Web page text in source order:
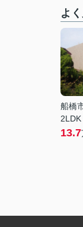
よ
船橋
13.7